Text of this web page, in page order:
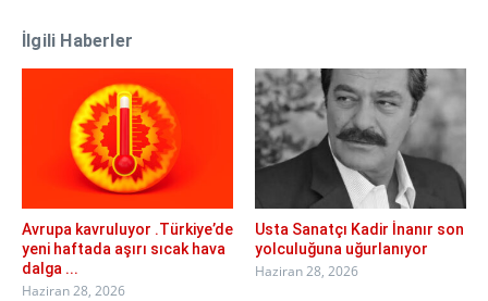
İlgili Haberler
Avrupa kavruluyor .Türkiye’de
yeni haftada aşırı sıcak hava
dalga ...
Haziran 28, 2026
Usta Sanatçı Kadir İnanır son
yolculuğuna uğurlanıyor
Haziran 28, 2026